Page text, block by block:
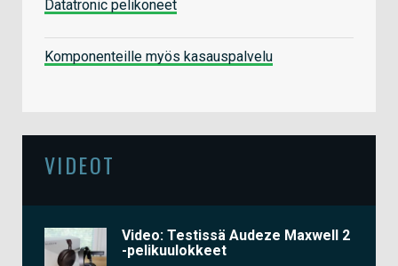
Datatronic pelikoneet
Komponenteille myös kasauspalvelu
VIDEOT
Video: Testissä Audeze Maxwell 2
-pelikuulokkeet